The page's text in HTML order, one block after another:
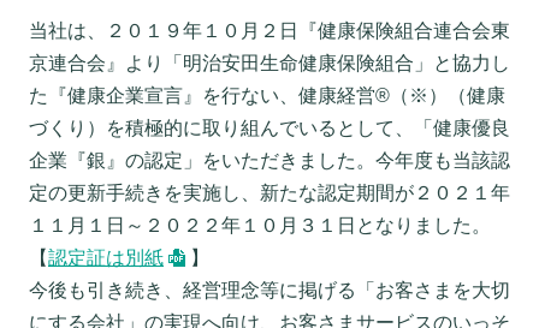
当社は、２０１９年１０月２日『健康保険組合連合会東
京連合会』より「明治安田生命健康保険組合」と協力し
た『健康企業宣言』を行ない、健康経営®（※）（健康
づくり）を積極的に取り組んでいるとして、「健康優良
企業『銀』の認定」をいただきました。今年度も当該認
定の更新手続きを実施し、新たな認定期間が２０２１年
１１月１日～２０２２年１０月３１日となりました。
【認定証は別紙
】
今後も引き続き、経営理念等に掲げる「お客さまを大切
にする会社」の実現へ向け、お客さまサービスのいっそ